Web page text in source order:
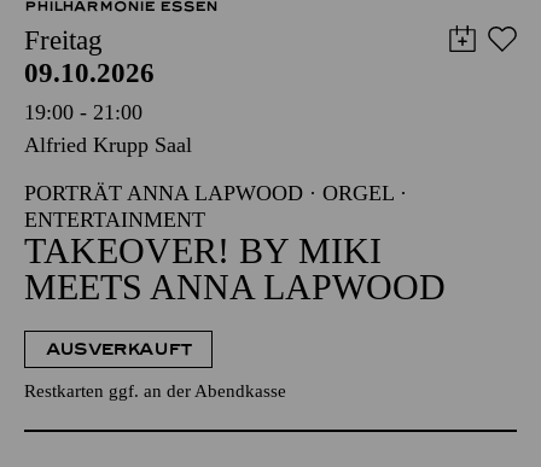
PHILHARMONIE ESSEN
Freitag
09.10.2026
19:00 - 21:00
Alfried Krupp Saal
PORTRÄT ANNA LAPWOOD · ORGEL ·
ENTERTAINMENT
TAKEOVER! BY MIKI
MEETS ANNA LAPWOOD
AUSVERKAUFT
Restkarten ggf. an der Abendkasse